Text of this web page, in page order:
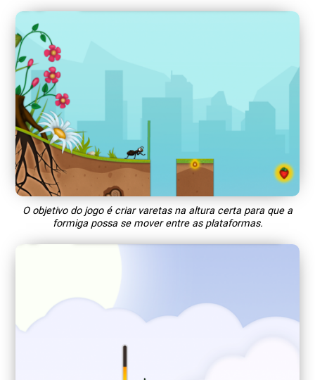
O objetivo do jogo é criar varetas na altura certa para que a
formiga possa se mover entre as plataformas.